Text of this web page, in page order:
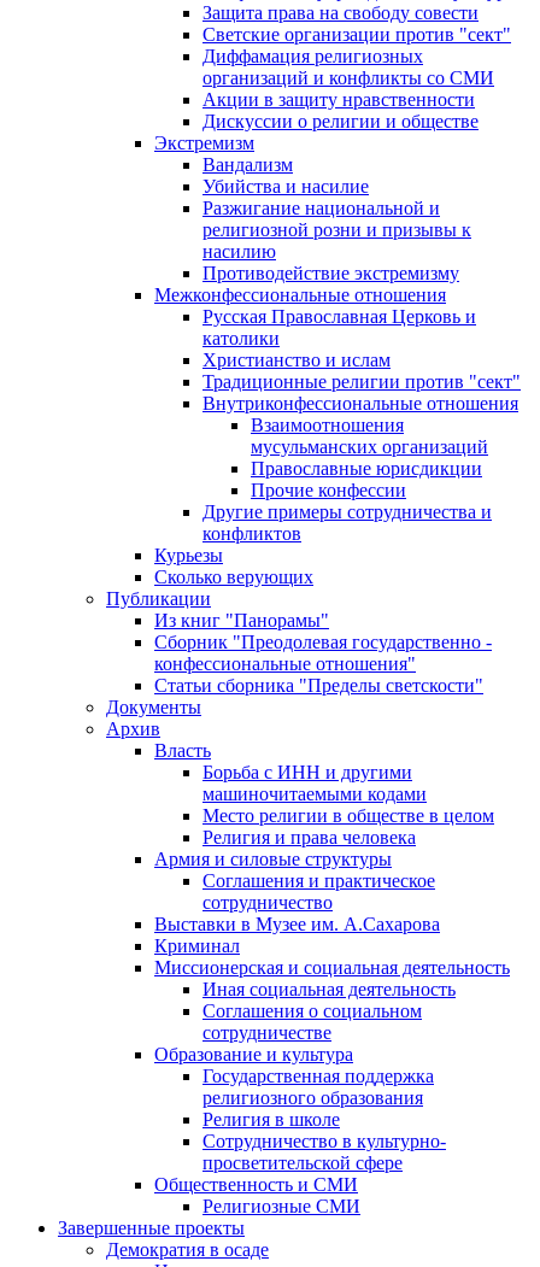
Защита права на свободу совести
Светские организации против "сект"
Диффамация религиозных
организаций и конфликты со СМИ
Акции в защиту нравственности
Дискуссии о религии и обществе
Экстремизм
Вандализм
Убийства и насилие
Разжигание национальной и
религиозной розни и призывы к
насилию
Противодействие экстремизму
Межконфессиональные отношения
Русская Православная Церковь и
католики
Христианство и ислам
Традиционные религии против "сект"
Внутриконфессиональные отношения
Взаимоотношения
мусульманских организаций
Православные юрисдикции
Прочие конфессии
Другие примеры сотрудничества и
конфликтов
Курьезы
Сколько верующих
Публикации
Из книг "Панорамы"
Сборник "Преодолевая государственно -
конфессиональные отношения"
Статьи сборника "Пределы светскости"
Документы
Архив
Власть
Борьба с ИНН и другими
машиночитаемыми кодами
Место религии в обществе в целом
Религия и права человека
Армия и силовые структуры
Соглашения и практическое
сотрудничество
Выставки в Музее им. А.Сахарова
Криминал
Миссионерская и социальная деятельность
Иная социальная деятельность
Соглашения о социальном
сотрудничестве
Образование и культура
Государственная поддержка
религиозного образования
Религия в школе
Сотрудничество в культурно-
просветительской сфере
Общественность и СМИ
Религиозные СМИ
Завершенные проекты
Демократия в осаде